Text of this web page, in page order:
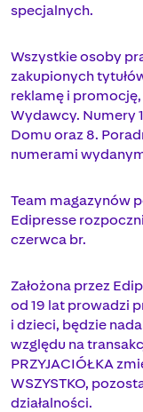
specjalnych.
Wszystkie osoby
zakupionych
reklamę i
Wydawcy. Numery
Domu oraz 8.
numerami
Team magazynów
Edipresse
czerwca br.
Założona przez
od 19 lat prowadzi
i dzieci, będzie
względu na
PRZYJACIÓŁKA
WSZYSTKO,
działalności.